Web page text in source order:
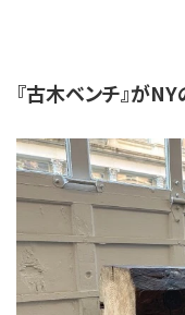
『古木ベンチ』が